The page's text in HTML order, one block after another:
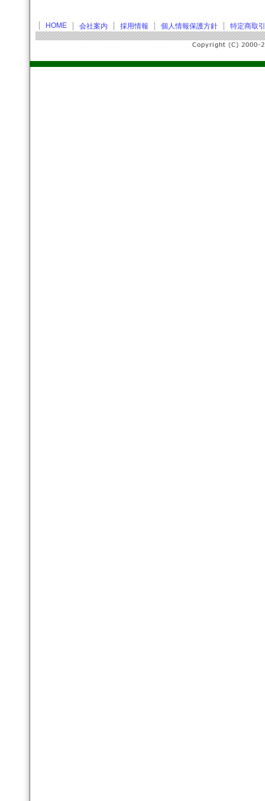
HOME 会社案内 採用情報 個人情報保護方針 特定商取